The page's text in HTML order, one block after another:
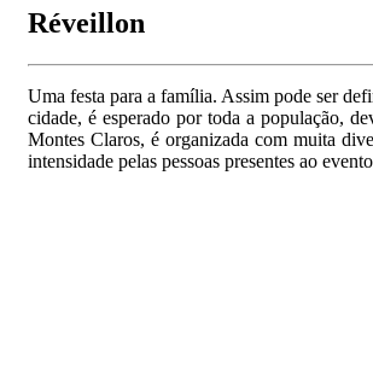
Réveillon
Uma festa para a família. Assim pode ser
cidade, é esperado por toda a população,
Montes Claros, é organizada com muita
intensidade pelas pessoas presentes ao